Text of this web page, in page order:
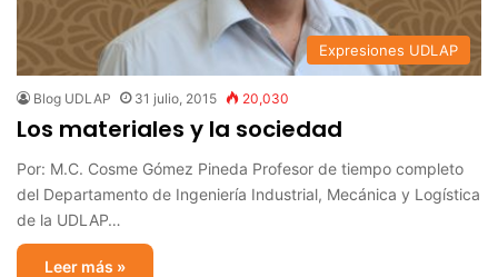
Expresiones UDLAP
Blog UDLAP 31 julio, 2015 20,030
Los materiales y la sociedad
Por: M.C. Cosme Gómez Pineda Profesor de tiempo completo
del Departamento de Ingeniería Industrial, Mecánica y Logística
de la UDLAP…
Leer más »